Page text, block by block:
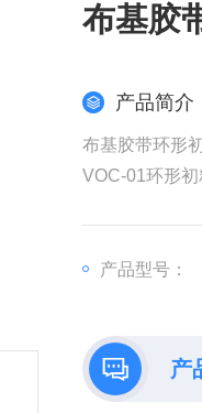
布基胶
产品简介
布基胶带环形
VOC-01环形
产品型号：
产